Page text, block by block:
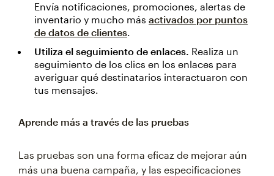
Envía notificaciones, promociones, alertas de
inventario y mucho más activados por puntos
de datos de clientes.
Utiliza el seguimiento de enlaces. Realiza un
seguimiento de los clics en los enlaces para
averiguar qué destinatarios interactuaron con
tus mensajes.
Aprende más a través de las pruebas
Las pruebas son una forma eficaz de mejorar aún
más una buena campaña, y las especificaciones